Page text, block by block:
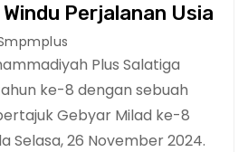
Perjalanan Usia
Plus Salatiga
ke-8 dengan sebuah
Gebyar Milad ke-8
Selasa, 26 November 2024.